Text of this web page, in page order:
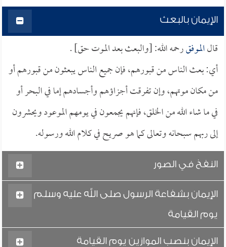
الإيمان بالبعث
قالالموفقرحمه الله: [والبعث بعد الموت حق] .
أي: بعث الناس من قبورهم، فإن جميع الناس يبعثون من قبورهم أو
من مكان موتهم، وإن تفرقت أجزاؤهم وأجسادهم إما في البحر أو
في ما شاء الله من الخلق، فإنهم يجمعون في يومهم الموعود ويحشرون
إلى ربهم سبحانه وتعالى كما هو صريح في كلام الله ورسوله.
النفخ في الصور
الإيمان بشفاعة الرسول صلى الله عليه وسلم
يوم القيامة
الإيمان بنصب الموازين يوم القيامة